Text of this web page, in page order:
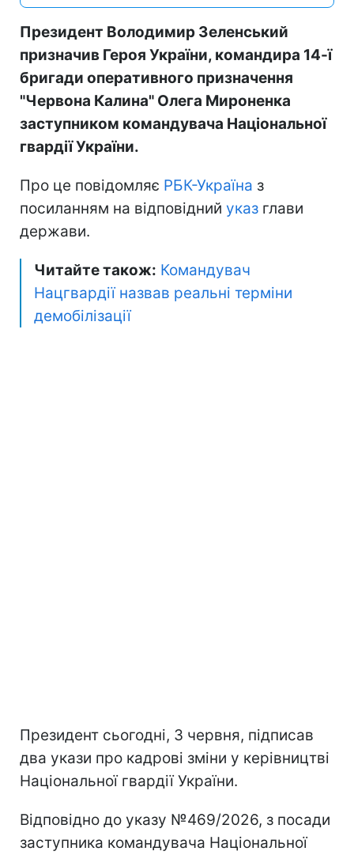
Президент Володимир Зеленський
призначив Героя України, командира 14-ї
бригади оперативного призначення
"Червона Калина" Олега Мироненка
заступником командувача Національної
гвардії України.
Про це повідомляє РБК-Україна з
посиланням на відповідний указ глави
держави.
Читайте також: Командувач
Нацгвардії назвав реальні терміни
демобілізації
Президент сьогодні, 3 червня, підписав
два укази про кадрові зміни у керівництві
Національної гвардії України.
Відповідно до указу №469/2026, з посади
заступника командувача Національної